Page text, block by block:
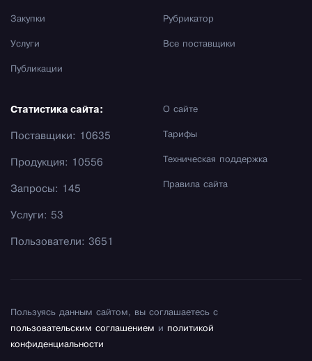
Закупки
Услуги
Публикации
Рубрикатор
Все поставщики
О сайте
Тарифы
Техническая поддержка
Правила сайта
Статистика сайта:
Поставщики: 10635
Продукция: 10556
Запросы: 145
Услуги: 53
Пользователи: 3651
Пользуясь данным сайтом, вы соглашаетесь с
пользовательским соглашением и политикой
конфиденциальности